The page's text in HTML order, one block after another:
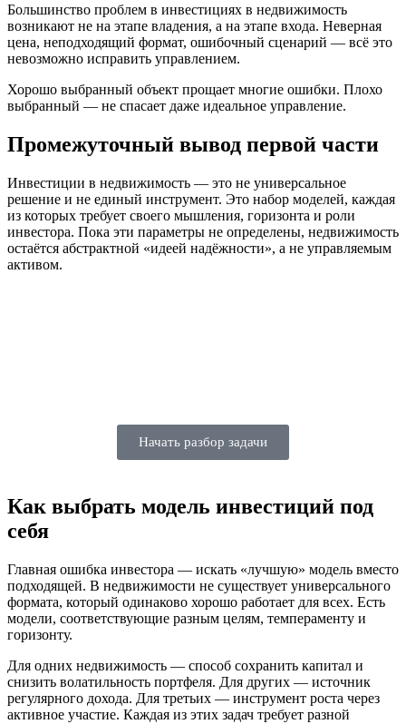
Большинство проблем в инвестициях в недвижимость
возникают не на этапе владения, а на этапе входа. Неверная
цена, неподходящий формат, ошибочный сценарий — всё это
невозможно исправить управлением.
Хорошо выбранный объект прощает многие ошибки. Плохо
выбранный — не спасает даже идеальное управление.
Промежуточный вывод первой части
Инвестиции в недвижимость — это не универсальное
решение и не единый инструмент. Это набор моделей, каждая
из которых требует своего мышления, горизонта и роли
инвестора. Пока эти параметры не определены, недвижимость
остаётся абстрактной «идеей надёжности», а не управляемым
активом.
Начать разбор задачи
Как выбрать модель инвестиций под
себя
Главная ошибка инвестора — искать «лучшую» модель вместо
подходящей. В недвижимости не существует универсального
формата, который одинаково хорошо работает для всех. Есть
модели, соответствующие разным целям, темпераменту и
горизонту.
Для одних недвижимость — способ сохранить капитал и
снизить волатильность портфеля. Для других — источник
регулярного дохода. Для третьих — инструмент роста через
активное участие. Каждая из этих задач требует разной